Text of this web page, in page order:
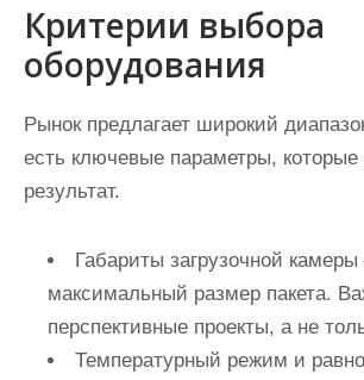
Критерии выбора
оборудования
Рынок предлагает широкий
есть ключевые параметры,
результат.
Габариты загрузочной
максимальный размер пакета.
перспективные проекты, а не
Температурный режим и